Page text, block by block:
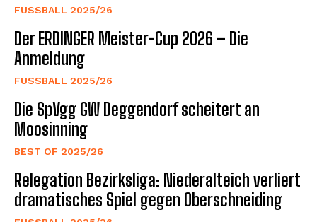
FUSSBALL 2025/26
Der ERDINGER Meister-Cup 2026 – Die
Anmeldung
FUSSBALL 2025/26
Die SpVgg GW Deggendorf scheitert an
Moosinning
BEST OF 2025/26
Relegation Bezirksliga: Niederalteich verliert
dramatisches Spiel gegen Oberschneiding